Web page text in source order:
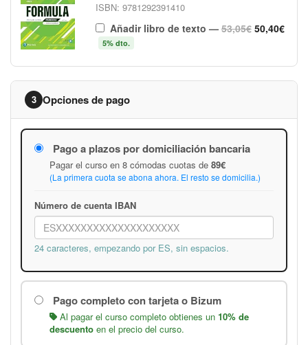
ISBN: 9781292391410
Añadir libro de texto — 53,05€ 50,40€
5% dto.
3 Opciones de pago
Pago a plazos por domiciliación bancaria
Pagar el curso en 8 cómodas cuotas de 89€
(La primera cuota se abona ahora. El resto se domicilia.)
Número de cuenta IBAN
24 caracteres, empezando por ES, sin espacios.
Pago completo con tarjeta o Bizum
Al pagar el curso completo obtienes un 10% de
descuento en el precio del curso.